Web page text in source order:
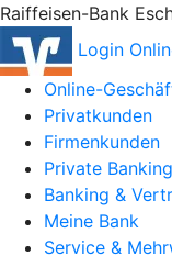
Raiffeisen-Bank
Login
Online-
Privatkunden
Firmenkunden
Private Banking
Banking &
Meine Bank
Service &